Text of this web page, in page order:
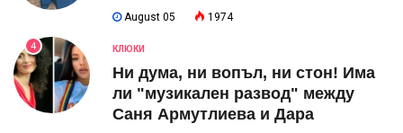
August 05 1974
4 КЛЮКИ
Ни дума, ни вопъл, ни стон! Има
ли "музикален развод" между
Саня Армутлиева и Дара